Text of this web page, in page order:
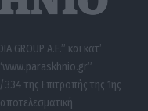
GROUP A.E.” και κατ’
της Επιτροπής της 1ης